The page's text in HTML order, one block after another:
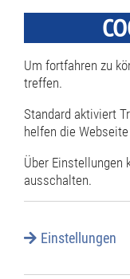
Satzungen
Um fortfahren zu
treffen.
Standard aktiviert
helfen die
Über Einstellungen
ausschalten.
Einstellungen